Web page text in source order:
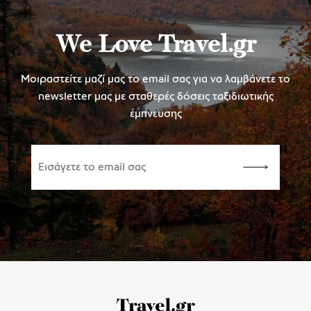
We Love Travel.gr
Μοιραστείτε μαζί μας το email σας για να λαμβάνετε το
newsletter μας με σταθερές δόσεις ταξιδιωτικής
έμπνευσης